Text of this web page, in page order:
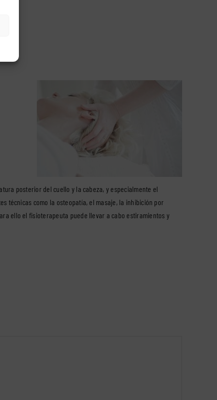
posterior del cuello y la cabeza, y especialmente el
técnicas como la osteopatía, el masaje, la inhibición por
ello el fisioterapeuta puede llevar a cabo estiramientos y